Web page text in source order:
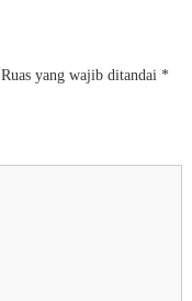
Ruas yang wajib ditandai *